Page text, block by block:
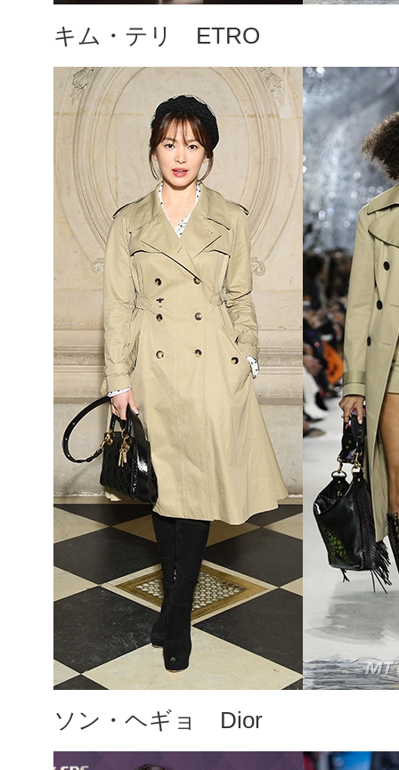
キム・テリ ETRO
ソン・ヘギョ Dior